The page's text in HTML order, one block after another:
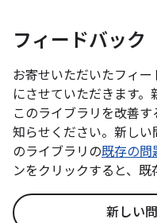
フィードバック
お寄せいただいたフィ
にさせていただきます。
このライブラリを改善
知らせください。新し
のライブラリの既存の問
ンをクリックすると、既
新しい